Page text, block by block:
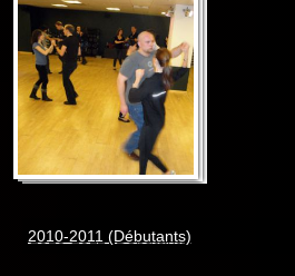
2010-2011 (Débutants)